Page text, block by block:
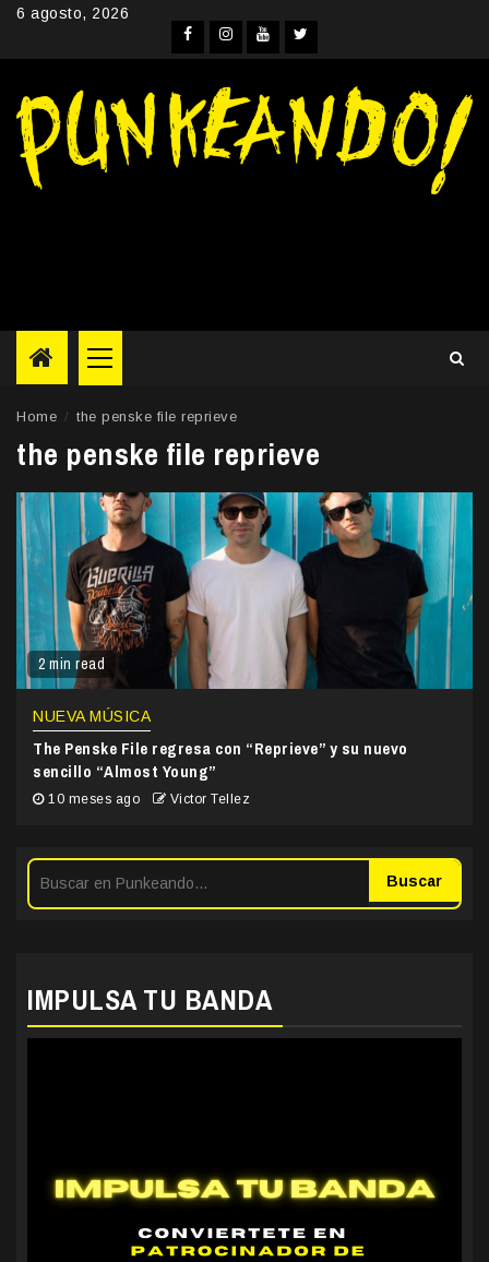
Skip6 agosto, 2026
Facebook
Instagram
YouTube
Twitter
Primary
Menu
Home the penske file reprieve
the penske file reprieve
2 min read
NUEVA MÚSICA
The Penske File regresa con “Reprieve” y su nuevo
sencillo “Almost Young”
10 meses ago Victor Tellez
Buscar
IMPULSA TU BANDA